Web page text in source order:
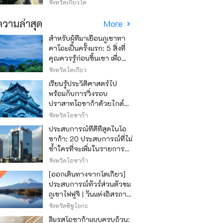
จังหวัดเกียวโต
ามล่าสุด More
สำหรับผู้ที่มาเยือนภูเขาทา
คาโอะเป็นครั้งแรก: 5 สิ่งที่
คุณควรรู้ก่อนขึ้นเขา เพื่อ
ให้การปีนเขาเป็นไปอย่าง
สนุกสนาน
จังหวัดโตเกียว
เรียนรู้ประวัติศาสตร์ไป
พร้อมกับการวิ่งรอบ
ปราสาทโอซาก้าด้วยไกด์
เสียง "วิ่ง วิ่ง เรียนรู้"
จังหวัดโอซาก้า
ประสบการณ์ที่ดีที่สุดในโอ
ซาก้า: 20 ประสบการณ์ที่ไม่
ซ้ำใครที่จะเพิ่มในรายการสิ่ง
ที่อยากทำในการเดินทาง
ของคุณ
จังหวัดโอซาก้า
[ออกเดินทางจากโตเกียว]
ประสบการณ์ทัวร์ส่วนตัวชม
ภูเขาไฟฟูจิ | วันแห่งอิสรภาพ
สุดหรู
จังหวัดชิซูโอกะ
ลิ้มรสโอซาก้าแบบครบถ้วน: